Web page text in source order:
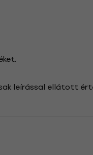
leírással ellátott